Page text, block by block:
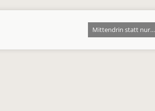
Mittendrin statt nur…